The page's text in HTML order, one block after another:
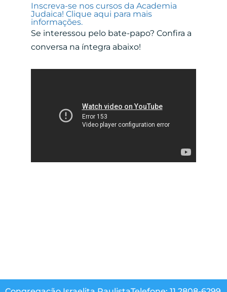
Inscreva-se nos cursos da Academia
Judaica! Clique aqui para mais
informações.
Se interessou pelo bate-papo? Confira a
conversa na íntegra abaixo!